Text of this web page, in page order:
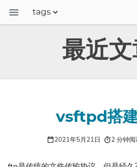
tags
最近文
vsftpd搭
2021年5月21日 2 分钟阅